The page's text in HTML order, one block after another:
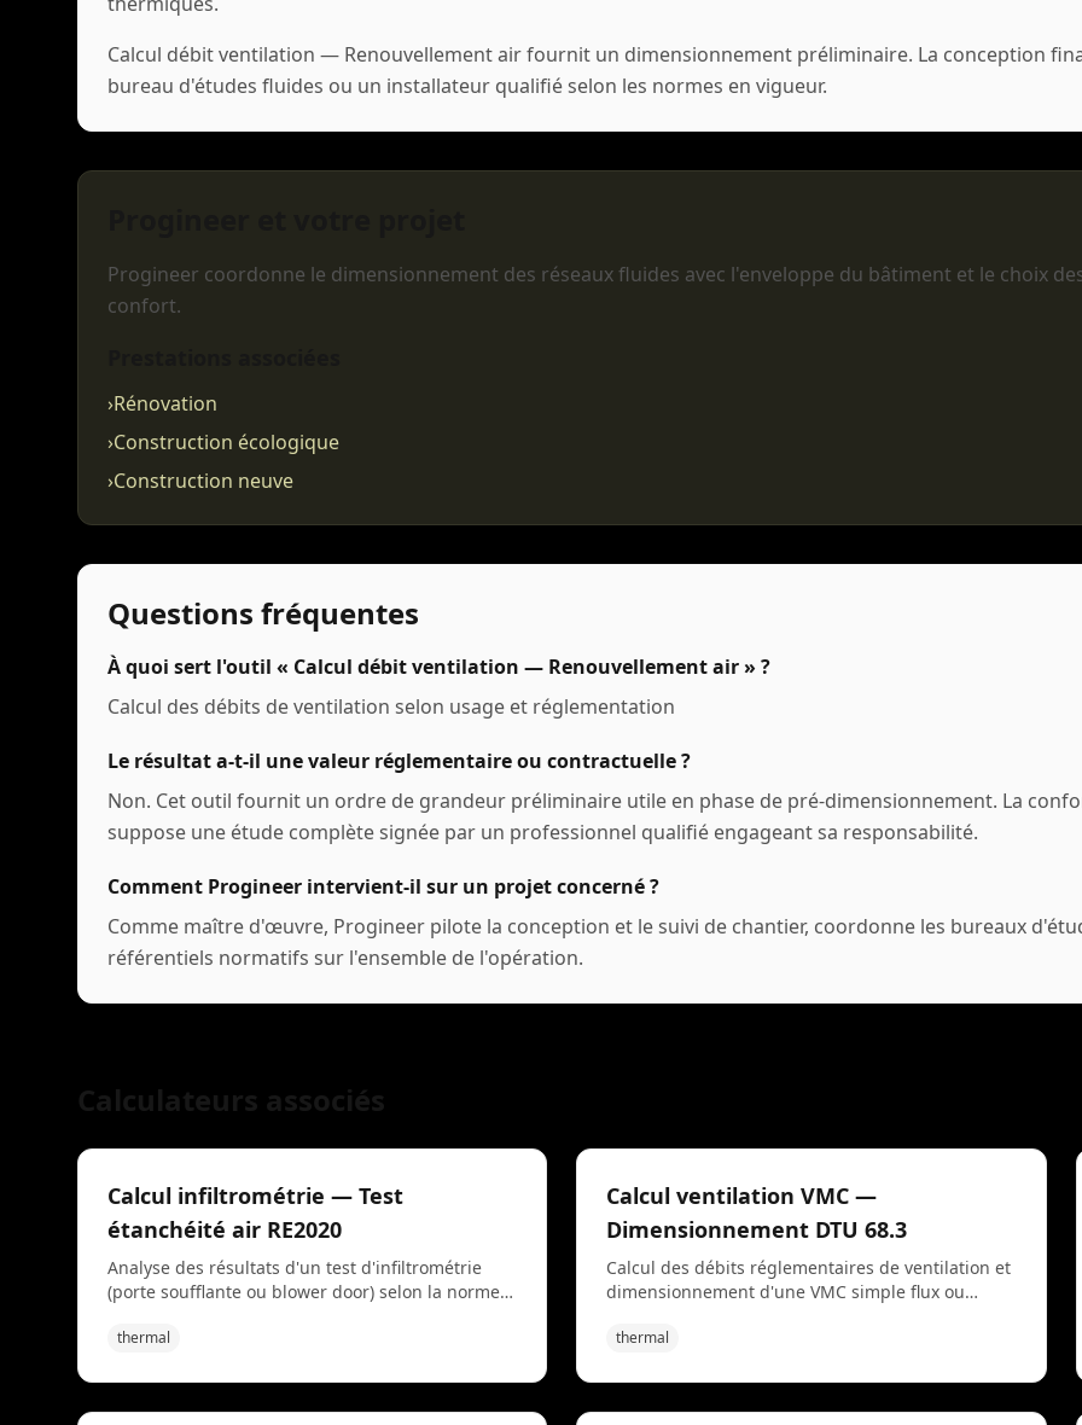
Calcul débit ventilation — Renouvellement air fournit un dimensionnement préliminaire. La conception
bureau d'études fluides ou un installateur qualifié selon les normes en vigueur.
Progineer coordonne le dimensionnement des réseaux fluides avec l'enveloppe du bâtiment et le choix
confort.
›Rénovation
›Construction écologique
›Construction neuve
Questions fréquentes
À quoi sert l'outil « Calcul débit ventilation — Renouvellement air » ?
Calcul des débits de ventilation selon usage et réglementation
Le résultat a-t-il une valeur réglementaire ou contractuelle ?
Non. Cet outil fournit un ordre de grandeur préliminaire utile en phase de pré-dimensionnement. La
suppose une étude complète signée par un professionnel qualifié engageant sa responsabilité.
Comment Progineer intervient-il sur un projet concerné ?
Comme maître d'œuvre, Progineer pilote la conception et le suivi de chantier, coordonne les bureaux
référentiels normatifs sur l'ensemble de l'opération.
Calcul infiltrométrie — Test
étanchéité air RE2020
Analyse des résultats d'un test d'infiltrométrie
(porte soufflante ou blower door) selon la norme
conforme aux règles Th-BCE. Ce test d'étanchéité
du bâtiment. L'outil prend en compte le type de
bâtiment, la pression atmosphérique, et utilise un
thermal
Calcul ventilation VMC —
Dimensionnement DTU 68.3
Calcul des débits réglementaires de ventilation et
dimensionnement d'une VMC simple flux ou
1982. À partir du nombre de pièces principales et
les débits extraits, le débit total et la classe de
VMC. Utilisé pour les logements neufs RE2020, la
thermal